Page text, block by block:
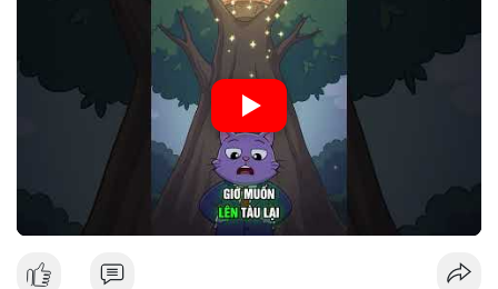
🎥 Xem video trực tiếp tại:
Nguồn: Cú Thông Thái